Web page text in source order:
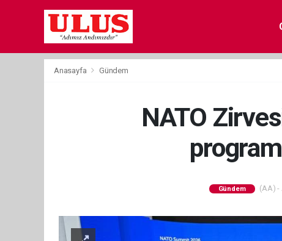
Anasayfa Gündem
NATO
Gündem (AA) -